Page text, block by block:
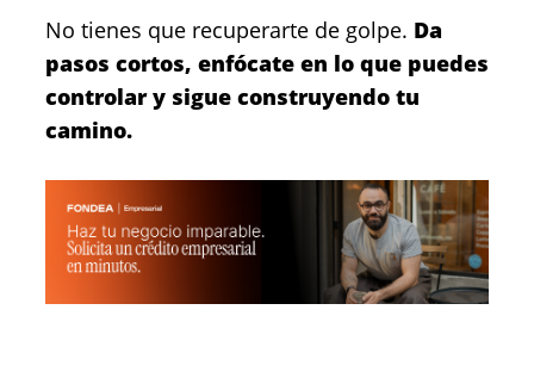
No tienes que recuperarte de golpe. Da
pasos cortos, enfócate en lo que puedes
controlar y sigue construyendo tu
camino.